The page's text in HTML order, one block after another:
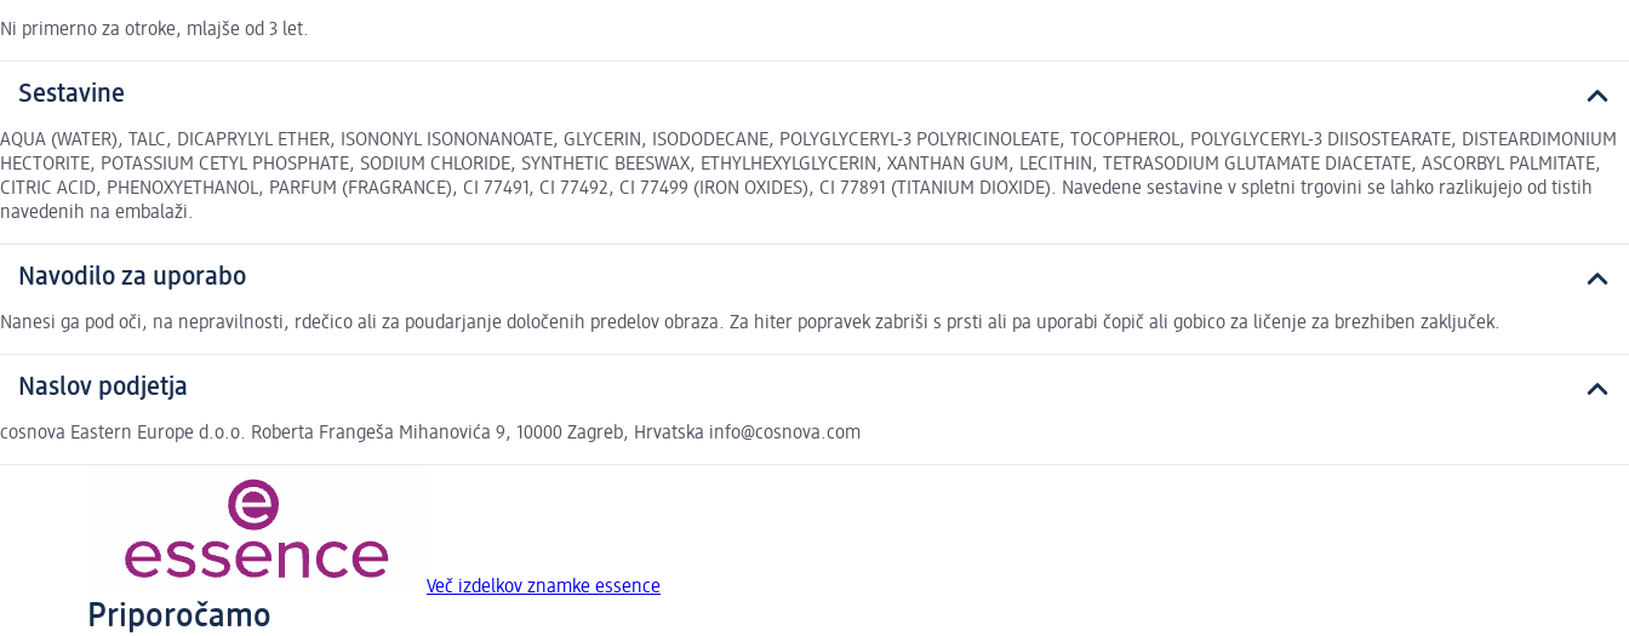
Ni primerno za otroke, mlajše od 3 let.
Sestavine
AQUA (WATER), TALC, DICAPRYLYL ETHER, ISONONYL ISONONANOATE, GLYCERIN, ISODODECANE, POLYGLYCERYL-3 POLYRICINOLEATE, TOCOPHEROL, POLYGLYCERYL-3 DIISOSTEARATE, DISTEARDIMONIUM
HECTORITE, POTASSIUM CETYL PHOSPHATE, SODIUM CHLORIDE, SYNTHETIC BEESWAX, ETHYLHEXYLGLYCERIN, XANTHAN GUM, LECITHIN, TETRASODIUM GLUTAMATE DIACETATE, ASCORBYL PALMITATE,
CITRIC ACID, PHENOXYETHANOL, PARFUM (FRAGRANCE), CI 77491, CI 77492, CI 77499 (IRON OXIDES), CI 77891 (TITANIUM DIOXIDE). Navedene sestavine v spletni trgovini se lahko razlikujejo od tistih
navedenih na embalaži.
Navodilo za uporabo
Nanesi ga pod oči, na nepravilnosti, rdečico ali za poudarjanje določenih predelov obraza. Za hiter popravek zabriši s prsti ali pa uporabi čopič ali gobico za ličenje za brezhiben zaključek.
Naslov podjetja
cosnova Eastern Europe d.o.o. Roberta Frangeša Mihanovića 9, 10000 Zagreb, Hrvatska info@cosnova.com
Več izdelkov znamke essence
Priporočamo